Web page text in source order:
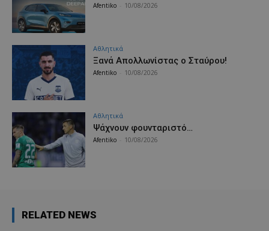
Afentiko 10/08/2026
Αθλητικά
Ξανά Απολλωνίστας ο Σταύρου!
Afentiko 10/08/2026
Αθλητικά
Ψάχνουν φουνταριστό…
Afentiko 10/08/2026
RELATED NEWS